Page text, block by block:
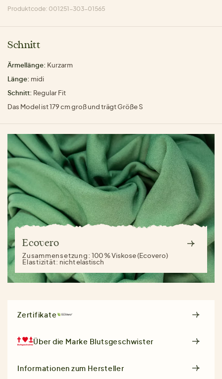
Produktcode: 001251-303-01565
Schnitt
Ärmellänge: Kurzarm
Länge: midi
Schnitt: Regular Fit
Das Model ist 179 cm groß und trägt Größe S
Ecovero
Zusammensetzung:100 % Viskose (Ecovero)
Elastizität: nicht elastisch
Zertifikate
Über die Marke Blutsgeschwister
Informationen zum Hersteller